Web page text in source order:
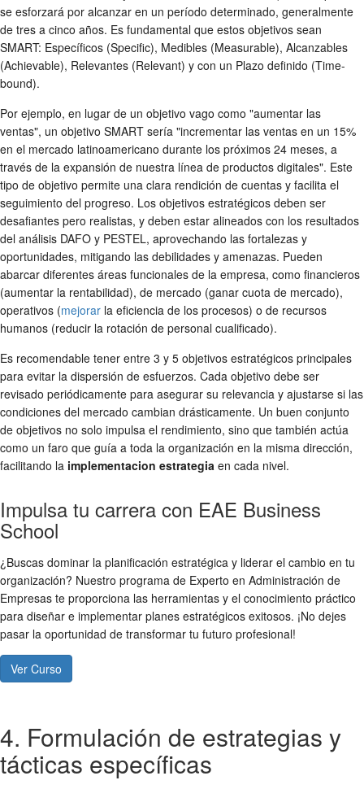
se esforzará por alcanzar en un período determinado, generalmente
de tres a cinco años. Es fundamental que estos objetivos sean
SMART: Específicos (Specific), Medibles (Measurable), Alcanzables
(Achievable), Relevantes (Relevant) y con un Plazo definido (Time-
bound).
Por ejemplo, en lugar de un objetivo vago como "aumentar las
ventas", un objetivo SMART sería "incrementar las ventas en un 15%
en el mercado latinoamericano durante los próximos 24 meses, a
través de la expansión de nuestra línea de productos digitales". Este
tipo de objetivo permite una clara rendición de cuentas y facilita el
seguimiento del progreso. Los objetivos estratégicos deben ser
desafiantes pero realistas, y deben estar alineados con los resultados
del análisis DAFO y PESTEL, aprovechando las fortalezas y
oportunidades, mitigando las debilidades y amenazas. Pueden
abarcar diferentes áreas funcionales de la empresa, como financieros
(aumentar la rentabilidad), de mercado (ganar cuota de mercado),
operativos (mejorar la eficiencia de los procesos) o de recursos
humanos (reducir la rotación de personal cualificado).
Es recomendable tener entre 3 y 5 objetivos estratégicos principales
para evitar la dispersión de esfuerzos. Cada objetivo debe ser
revisado periódicamente para asegurar su relevancia y ajustarse si las
condiciones del mercado cambian drásticamente. Un buen conjunto
de objetivos no solo impulsa el rendimiento, sino que también actúa
como un faro que guía a toda la organización en la misma dirección,
facilitando la implementacion estrategia en cada nivel.
Impulsa tu carrera con EAE Business
School
¿Buscas dominar la planificación estratégica y liderar el cambio en tu
organización? Nuestro programa de Experto en Administración de
Empresas te proporciona las herramientas y el conocimiento práctico
para diseñar e implementar planes estratégicos exitosos. ¡No dejes
pasar la oportunidad de transformar tu futuro profesional!
Ver Curso
4. Formulación de estrategias y
tácticas específicas